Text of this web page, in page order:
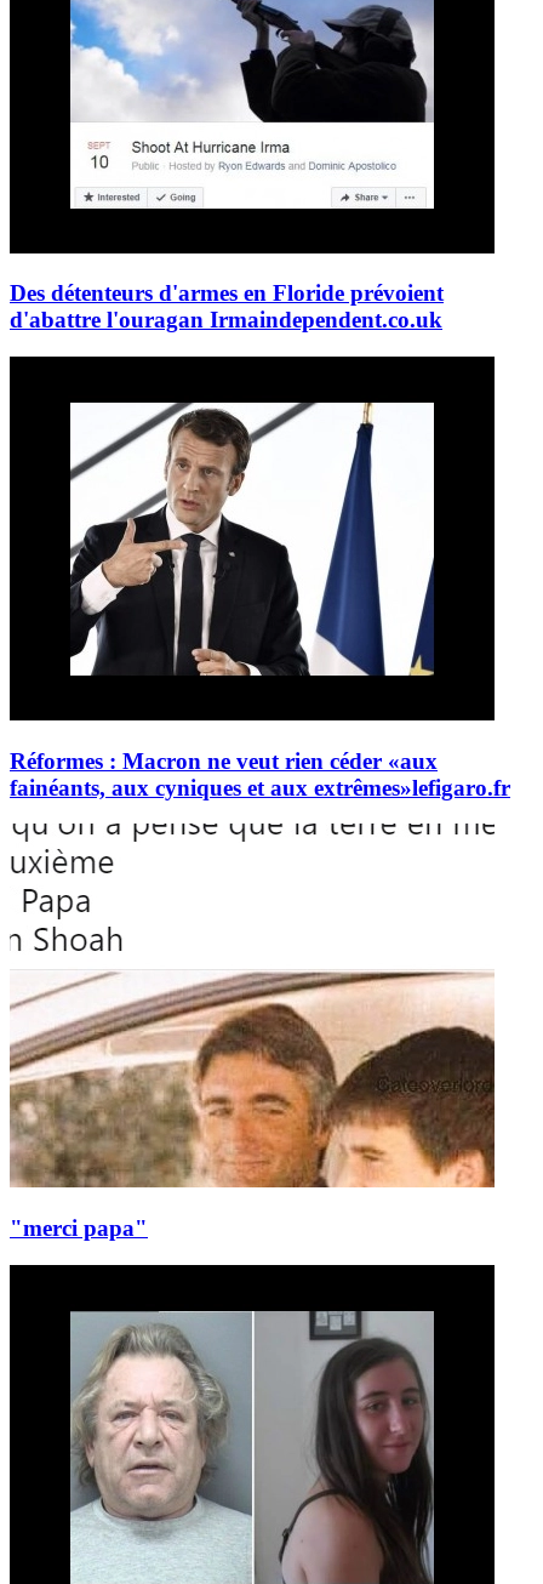
Des détenteurs d'armes en Floride prévoient
d'abattre l'ouragan Irmaindependent.co.uk
Réformes : Macron ne veut rien céder «aux
fainéants, aux cyniques et aux extrêmes»lefigaro.fr
"merci papa"